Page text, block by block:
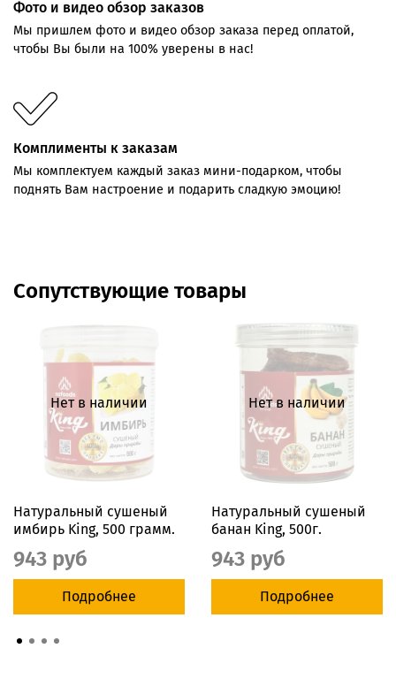
Фото и видео обзор заказов
Мы пришлем фото и видео обзор заказа перед оплатой,
чтобы Вы были на 100% уверены в нас!
Комплименты к заказам
Мы комплектуем каждый заказ мини-подарком, чтобы
поднять Вам настроение и подарить сладкую эмоцию!
Сопутствующие товары
Нет в наличии
Натуральный сушеный
имбирь King, 500 грамм.
943 руб
Подробнее
Нет в наличии
Натуральный сушеный
банан King, 500г.
943 руб
Подробнее